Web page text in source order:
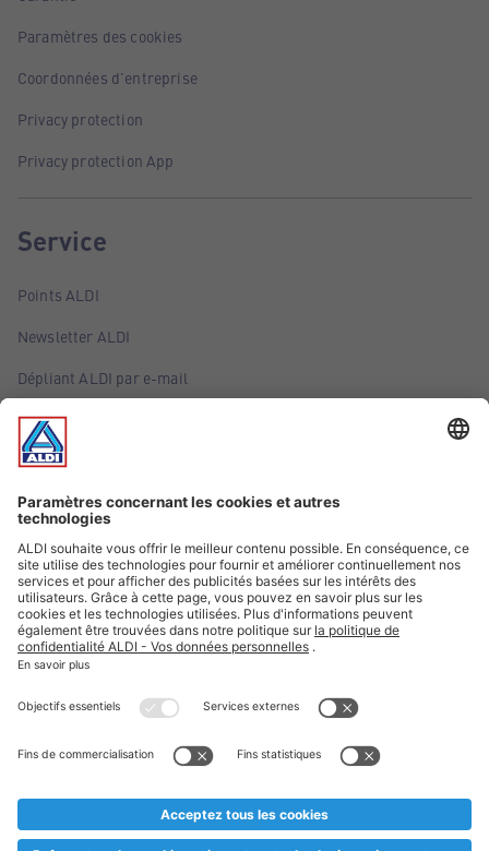
Paramètres des cookies
Coordonnées d'entreprise
Privacy protection
Privacy protection App
Service
Points ALDI
Newsletter ALDI
Dépliant ALDI par e-mail
Offres
Infos essentielles
Suivez ALDI Belgique
Textes marqués d'un astérisque et mentions légales
* Nous vendons ces articles temporairement et jusqu'à
au cas où, malgré le planning bien étudié, nous serions
prématurément en rupture de stock. Prix Recupel et TVA incl.
** Sur ce site, l’utilisation de la forme masculine a été adoptée